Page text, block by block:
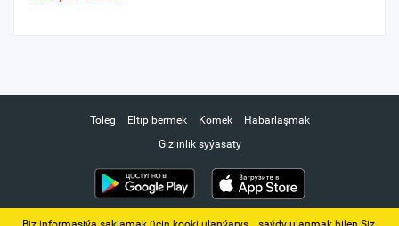
Töleg Eltip bermek Kömek
Habarlaşmak
Gizlinlik syýasaty